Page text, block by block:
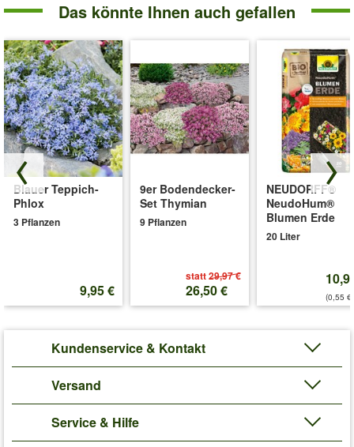
Das könnte Ihnen auch gefallen
Blauer Teppich-
Phlox
3 Pflanzen
9,95 €
9er Bodendecker-
Set Thymian
9 Pflanzen
statt29,97 €
26,50 €
NEUDORFF®
NeudoHum®
Blumen Erde
20 Liter
(0,55
Kundenservice & Kontakt
Versand
Service & Hilfe